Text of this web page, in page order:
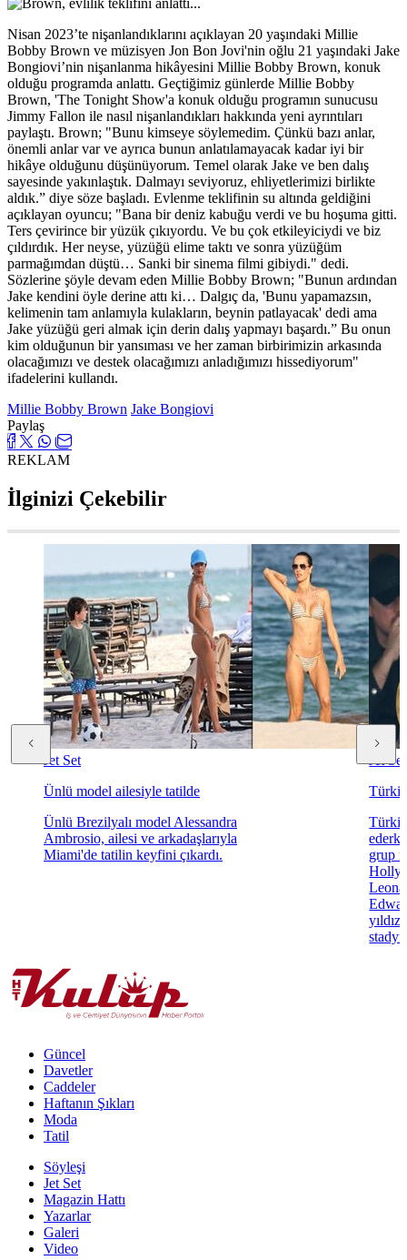
Nisan 2023’te nişanlandıklarını açıklayan 20 yaşındaki Millie
Bobby Brown ve müzisyen Jon Bon Jovi'nin oğlu 21 yaşındaki Jake
Bongiovi’nin nişanlanma hikâyesini Millie Bobby Brown, konuk
olduğu programda anlattı. Geçtiğimiz günlerde Millie Bobby
Brown, 'The Tonight Show'a konuk olduğu programın sunucusu
Jimmy Fallon ile nasıl nişanlandıkları hakkında yeni ayrıntıları
paylaştı. Brown; "Bunu kimseye söylemedim. Çünkü bazı anlar,
önemli anlar var ve ayrıca bunun anlatılamayacak kadar iyi bir
hikâye olduğunu düşünüyorum. Temel olarak Jake ve ben dalış
sayesinde yakınlaştık. Dalmayı seviyoruz, ehliyetlerimizi birlikte
aldık.” diye söze başladı. Evlenme teklifinin su altında geldiğini
açıklayan oyuncu; "Bana bir deniz kabuğu verdi ve bu hoşuma gitti.
Ters çevirince bir yüzük çıkıyordu. Ve bu çok etkileyiciydi ve biz
çıldırdık. Her neyse, yüzüğü elime taktı ve sonra yüzüğüm
parmağımdan düştü… Sanki bir sinema filmi gibiydi." dedi.
Sözlerine şöyle devam eden Millie Bobby Brown; "Bunun ardından
Jake kendini öyle derine attı ki… Dalgıç da, 'Bunu yapamazsın,
kelimenin tam anlamıyla kulakların, beynin patlayacak' dedi ama
Jake yüzüğü geri almak için derin dalış yapmayı başardı.” Bu onun
kim olduğunun bir yansıması ve her zaman birbirimizin arkasında
olacağımızı ve destek olacağımızı anladığımızı hissediyorum"
ifadelerini kullandı.
Millie Bobby Brown Jake Bongiovi
Paylaş
REKLAM
İlginizi Çekebilir
Jet Set
Ünlü model ailesiyle tatilde
Ünlü Brezilyalı model Alessandra
Ambrosio, ailesi ve arkadaşlarıyla
Miami'de tatilin keyfini çıkardı.
Jet Set
grup
Güncel
Davetler
Caddeler
Haftanın Şıkları
Moda
Tatil
Söyleşi
Jet Set
Magazin Hattı
Yazarlar
Galeri
Video